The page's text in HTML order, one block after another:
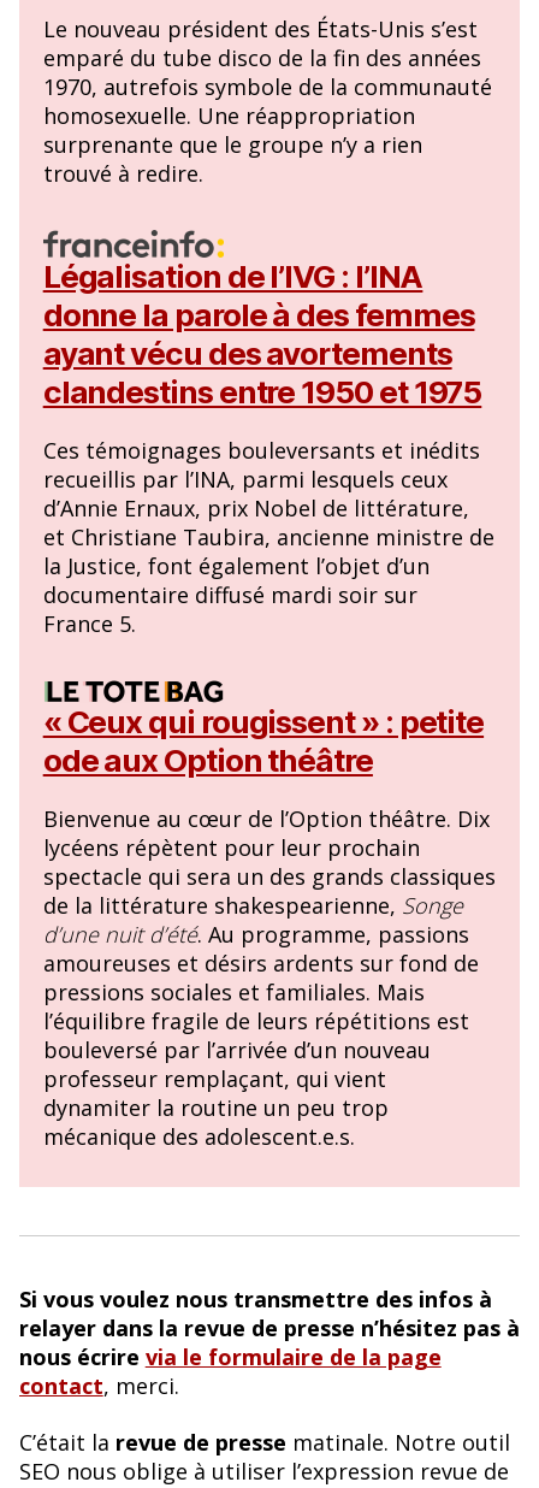
Le nouveau président des États-Unis s’est
emparé du tube disco de la fin des années
1970, autrefois symbole de la communauté
homosexuelle. Une réappropriation
surprenante que le groupe n’y a rien
trouvé à redire.
Légalisation de l’IVG : l’INA
donne la parole à des femmes
ayant vécu des avortements
clandestins entre 1950 et 1975
Ces témoignages bouleversants et inédits
recueillis par l’INA, parmi lesquels ceux
d’Annie Ernaux, prix Nobel de littérature,
et Christiane Taubira, ancienne ministre de
la Justice, font également l’objet d’un
documentaire diffusé mardi soir sur
France 5.
« Ceux qui rougissent » : petite
ode aux Option théâtre
Bienvenue au cœur de l’Option théâtre. Dix
lycéens répètent pour leur prochain
spectacle qui sera un des grands classiques
de la littérature shakespearienne, Songe
d’une nuit d’été. Au programme, passions
amoureuses et désirs ardents sur fond de
pressions sociales et familiales. Mais
l’équilibre fragile de leurs répétitions est
bouleversé par l’arrivée d’un nouveau
professeur remplaçant, qui vient
dynamiter la routine un peu trop
mécanique des adolescent.e.s.
Si vous voulez nous transmettre des infos à
relayer dans la revue de presse n’hésitez pas à
nous écrire via le formulaire de la page
contact, merci.
C’était la revue de presse matinale. Notre outil
SEO nous oblige à utiliser l’expression revue de